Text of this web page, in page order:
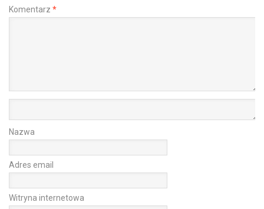
Komentarz *
Nazwa
Adres email
Witryna internetowa